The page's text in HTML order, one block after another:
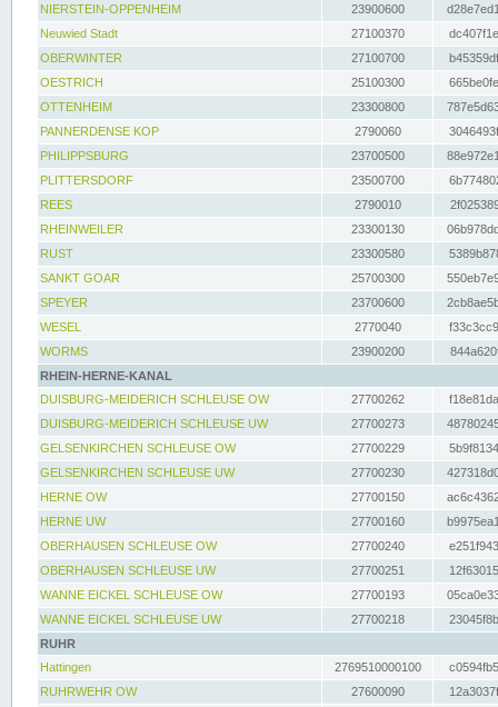
NIERSTEIN-OPPENHEIM
23900600
Neuwied Stadt
27100370
OBERWINTER
27100700
OESTRICH
25100300
OTTENHEIM
23300800
PANNERDENSE KOP
2790060
PHILIPPSBURG
23700500
PLITTERSDORF
23500700
REES
2790010
RHEINWEILER
23300130
RUST
23300580
SANKT GOAR
25700300
SPEYER
23700600
WESEL
2770040
WORMS
23900200
RHEIN-HERNE-KANAL
DUISBURG-MEIDERICH SCHLEUSE OW
27700262
DUISBURG-MEIDERICH SCHLEUSE UW
27700273
GELSENKIRCHEN SCHLEUSE OW
27700229
GELSENKIRCHEN SCHLEUSE UW
27700230
HERNE OW
27700150
HERNE UW
27700160
OBERHAUSEN SCHLEUSE OW
27700240
OBERHAUSEN SCHLEUSE UW
27700251
WANNE EICKEL SCHLEUSE OW
27700193
WANNE EICKEL SCHLEUSE UW
27700218
RUHR
Hattingen
2769510000100
RUHRWEHR OW
27600090